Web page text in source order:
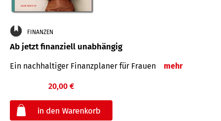
FINANZEN
Ab jetzt finanziell unabhängig
Ein nachhaltiger Finanzplaner für Frauen mehr
20,00 €